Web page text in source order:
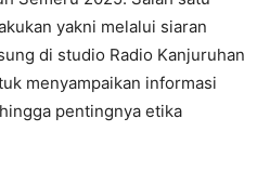
yakni melalui siaran
di studio Radio Kanjuruhan
menyampaikan informasi
pentingnya etika